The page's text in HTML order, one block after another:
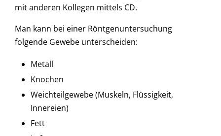
mit anderen Kollegen mittels CD.
Man kann bei einer Röntgenuntersuchung
folgende Gewebe unterscheiden:
Metall
Knochen
Weichteilgewebe (Muskeln, Flüssigkeit,
Innereien)
Fett